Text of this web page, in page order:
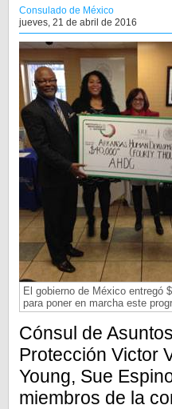
Consulado de México
jueves, 21 de abril de 2016
El gobierno de México entregó
para poner en marcha este
Cónsul de
Protección Victor
Young, Sue
miembros de la